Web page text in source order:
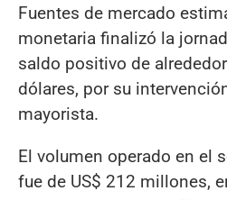
Fuentes de mercado
monetaria finalizó la
saldo positivo de
dólares, por su
mayorista.
El volumen operado en el
fue de US$ 212 millones,